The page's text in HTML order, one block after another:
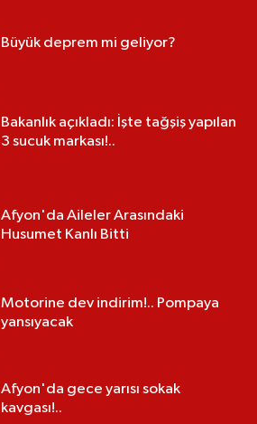
Büyük deprem mi geliyor?
Bakanlık açıkladı: İşte tağşiş yapılan
3 sucuk markası!..
Afyon'da Aileler Arasındaki
Husumet Kanlı Bitti
Motorine dev indirim!.. Pompaya
yansıyacak
Afyon'da gece yarısı sokak
kavgası!..